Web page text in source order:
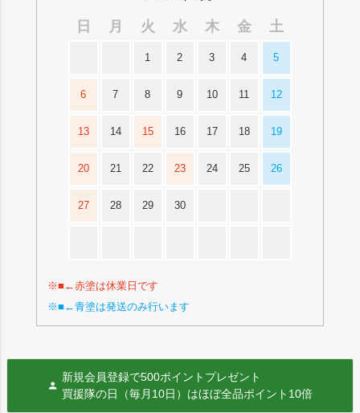
日
月 火 水 木 金 土
1 2 3 4 5
6 7 8 9 10 11 12
13 14 15 16 17 18 19
20 21 22 23 24 25 26
27 28 29 30
※■←赤塗は休業日です
※■←青塗は発送のみ行います
新規会員登録で500ポイントプレゼント
買援隊の日（毎月10日）はほぼ全品ポイント10倍